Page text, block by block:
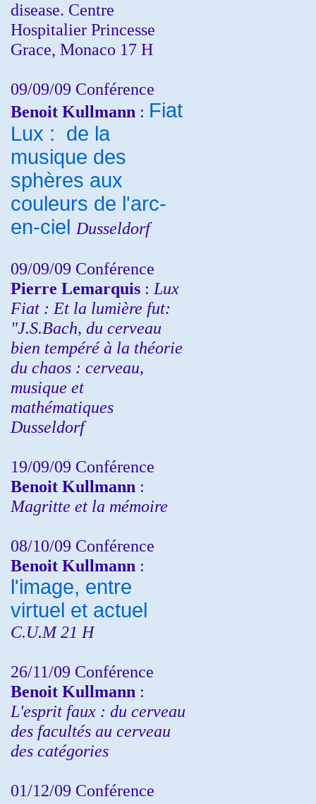
disease. Centre
Hospitalier Princesse
Grace, Monaco 17 H
09/09/09 Conférence
Benoit Kullmann : Fiat
Lux : de la
musique des
sphères aux
couleurs de l'arc-
en-ciel Dusseldorf
09/09/09 Conférence
Pierre Lemarquis : Lux
Fiat : Et la lumière fut:
"J.S.Bach, du cerveau
bien tempéré à la théorie
du chaos : cerveau,
musique et
mathématiques
Dusseldorf
19/09/09 Conférence
Benoit Kullmann :
Magritte et la mémoire
08/10/09 Conférence
Benoit Kullmann :
l'image, entre
virtuel et actuel
C.U.M 21 H
26/11/09 Conférence
Benoit Kullmann :
L'esprit faux : du cerveau
des facultés au cerveau
des catégories
01/12/09 Conférence